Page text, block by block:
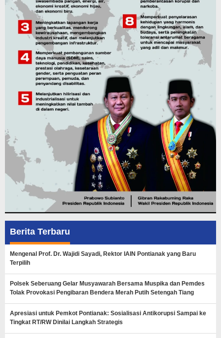
Berita Terbaru
Mengenal Prof. Dr. Wajidi Sayadi, Rektor IAIN Pontianak yang Baru
Terpilih
Polsek Seberuang Gelar Musyawarah Bersama Muspika dan Pemdes
Tolak Provokasi Pengibaran Bendera Merah Putih Setengah Tiang
Apresiasi untuk Pemkot Pontianak: Sosialisasi Antikorupsi Sampai ke
Tingkat RT/RW Dinilai Langkah Strategis